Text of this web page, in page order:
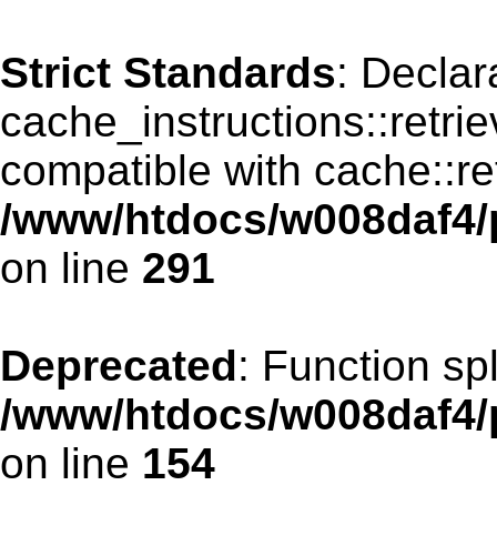
Strict Standards:
compatible with
/www/htdocs/
on line 291
Deprecated: Function
/www/htdocs/
on line 154